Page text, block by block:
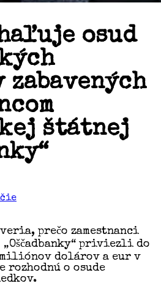
osud
štátnej
prečo zamestnanci
priviezli do
dolárov a eur v
rozhodnú o osude